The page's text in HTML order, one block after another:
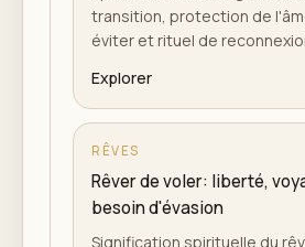
transition, protection de
éviter et rituel de
Explorer
RÊVES
Rêver de voler: liberté,
besoin d'évasion
Signification spirituelle du